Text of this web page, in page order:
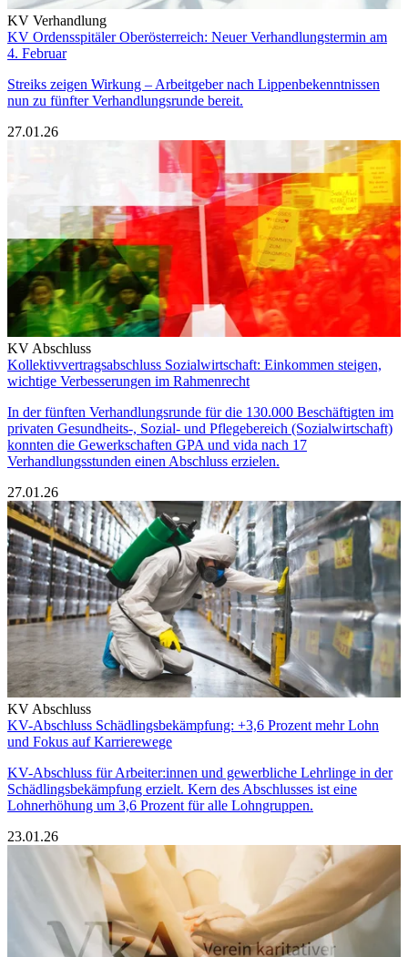
KV Verhandlung
KV Ordensspitäler Oberösterreich: Neuer Verhandlungstermin am
4. Februar
Streiks zeigen Wirkung – Arbeitgeber nach Lippenbekenntnissen
nun zu fünfter Verhandlungsrunde bereit.
27.01.26
KV Abschluss
Kollektivvertragsabschluss Sozialwirtschaft: Einkommen steigen,
wichtige Verbesserungen im Rahmenrecht
In der fünften Verhandlungsrunde für die 130.000 Beschäftigten im
privaten Gesundheits-, Sozial- und Pflegebereich (Sozialwirtschaft)
konnten die Gewerkschaften GPA und vida nach 17
Verhandlungsstunden einen Abschluss erzielen.
27.01.26
KV Abschluss
KV-Abschluss Schädlingsbekämpfung: +3,6 Prozent mehr Lohn
und Fokus auf Karrierewege
KV-Abschluss für Arbeiter:innen und gewerbliche Lehrlinge in der
Schädlingsbekämpfung erzielt. Kern des Abschlusses ist eine
Lohnerhöhung um 3,6 Prozent für alle Lohngruppen.
23.01.26